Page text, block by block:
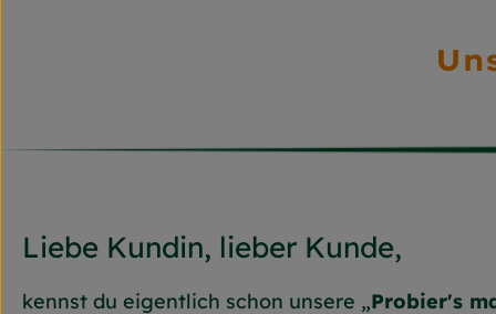
Liebe Kundin, lieber Kunde,
kennst du eigentlich schon unsere „Probier's